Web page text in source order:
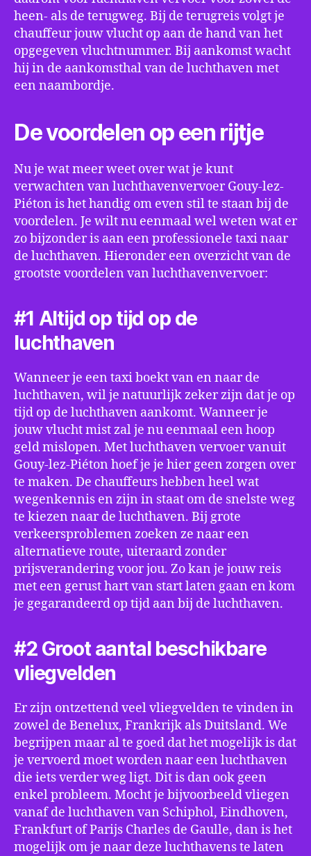
heen- als de terugweg. Bij de terugreis volgt je
chauffeur jouw vlucht op aan de hand van het
opgegeven vluchtnummer. Bij aankomst wacht
hij in de aankomsthal van de luchthaven met
een naambordje.
De voordelen op een rijtje
Nu je wat meer weet over wat je kunt
verwachten van luchthavenvervoer Gouy-lez-
Piéton is het handig om even stil te staan bij de
voordelen. Je wilt nu eenmaal wel weten wat er
zo bijzonder is aan een professionele taxi naar
de luchthaven. Hieronder een overzicht van de
grootste voordelen van luchthavenvervoer:
#1 Altijd op tijd op de
luchthaven
Wanneer je een taxi boekt van en naar de
luchthaven, wil je natuurlijk zeker zijn dat je op
tijd op de luchthaven aankomt. Wanneer je
jouw vlucht mist zal je nu eenmaal een hoop
geld mislopen. Met luchthaven vervoer vanuit
Gouy-lez-Piéton hoef je je hier geen zorgen over
te maken. De chauffeurs hebben heel wat
wegenkennis en zijn in staat om de snelste weg
te kiezen naar de luchthaven. Bij grote
verkeersproblemen zoeken ze naar een
alternatieve route, uiteraard zonder
prijsverandering voor jou. Zo kan je jouw reis
met een gerust hart van start laten gaan en kom
je gegarandeerd op tijd aan bij de luchthaven.
#2 Groot aantal beschikbare
vliegvelden
Er zijn ontzettend veel vliegvelden te vinden in
zowel de Benelux, Frankrijk als Duitsland. We
begrijpen maar al te goed dat het mogelijk is dat
je vervoerd moet worden naar een luchthaven
die iets verder weg ligt. Dit is dan ook geen
enkel probleem. Mocht je bijvoorbeeld vliegen
vanaf de luchthaven van Schiphol, Eindhoven,
Frankfurt of Parijs Charles de Gaulle, dan is het
mogelijk om je naar deze luchthavens te laten